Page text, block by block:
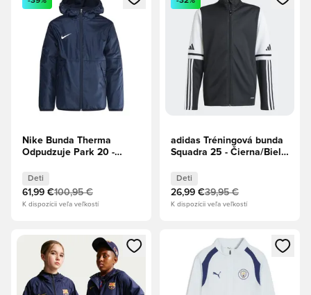
Nike Bunda Therma
Odpudzuje Park 20 -
Deti
61,99 €100,95 €
K dispozícii veľa veľkostí
adidas Tréningová bunda
Squadra 25 - Čierna/Biela
Deti
26,99 €39,95 €
K dispozícii veľa veľkostí
Otvorí modál na prihlásenie alebo registráciu ako člen
Otvorí modál na prihlásenie